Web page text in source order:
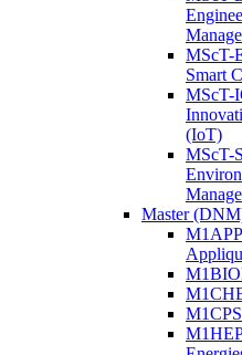
MScT-
Smart
MScT-
(IoT)
MScT-
Master